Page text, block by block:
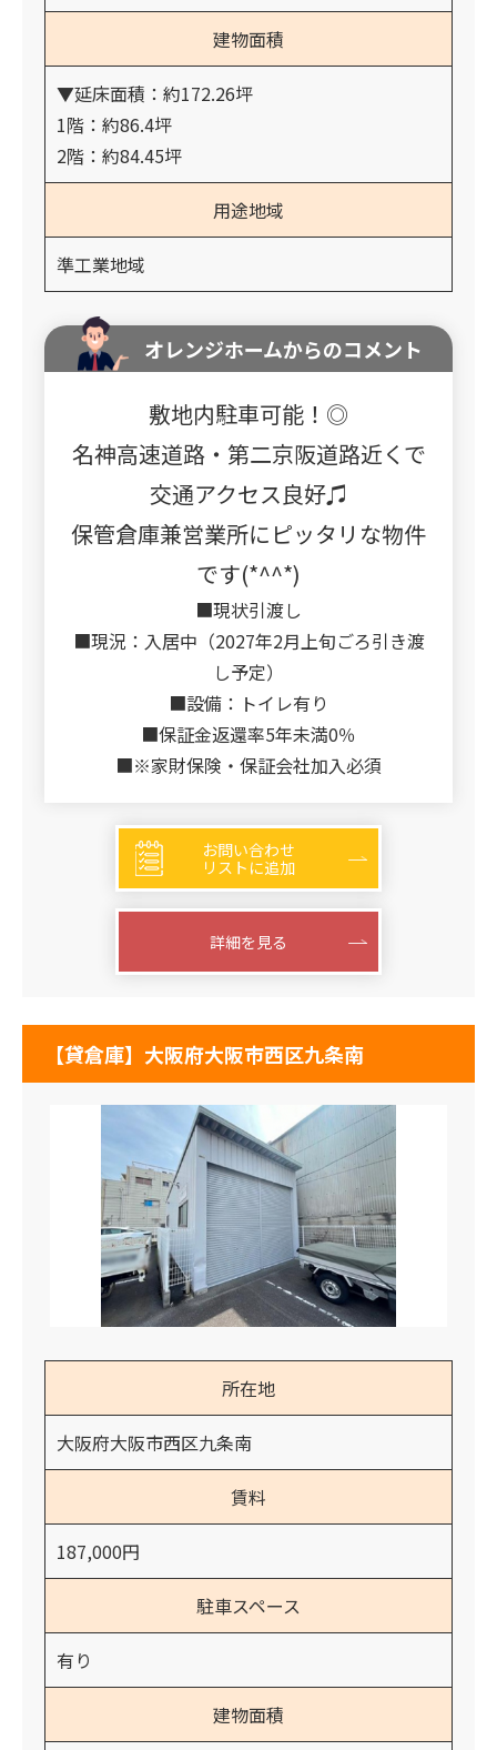
建物面積
▼延床面積：約172.26坪
1階：約86.4坪
2階：約84.45坪
用途地域
準工業地域
オレンジホームからのコメント
敷地内駐車可能！◎
名神高速道路・第二京阪道路近くで
交通アクセス良好♫
保管倉庫兼営業所にピッタリな物件
です(*^^*)
■現状引渡し
■現況：入居中（2027年2月上旬ごろ引き渡
し予定）
■設備：トイレ有り
■保証金返還率5年未満0％
■※家財保険・保証会社加入必須
お問い合わせ
リストに追加
詳細を見る
【貸倉庫】大阪府大阪市西区九条南
所在地
大阪府大阪市西区九条南
賃料
187,000円
駐車スペース
有り
建物面積